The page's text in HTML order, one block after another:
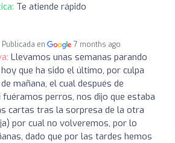
Te atiende rápido
Publicada en 7 months ago
Llevamos unas semanas parando
que ha sido el último, por culpa
mañana, el cual después de
perros, nos dijo que estaba
cartas tras la sorpresa de la otra
por cual no volveremos, por lo
dado que por las tardes hemos